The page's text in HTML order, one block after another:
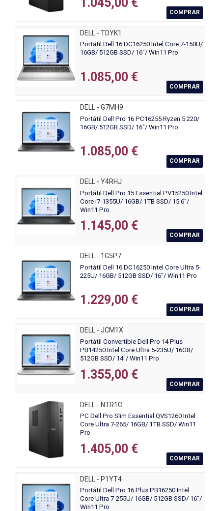
COMPRAR
DELL - TDYK1
Portátil Dell 16 DC16250 Intel Core 7-150U/
16GB/ 512GB SSD/ 16"/ Win11 Pro
1.085,00 €
COMPRAR
DELL - G7MH9
Portátil Dell Pro 16 PC16255 Ryzen 5 220/
16GB/ 512GB SSD/ 16"/ Win11 Pro
1.085,00 €
COMPRAR
DELL - Y4RHJ
Portátil Dell Pro 15 Essential PV15250 Intel
Core i7-1355U/ 16GB/ 1TB SSD/ 15.6"/
Win11 Pro
1.145,00 €
COMPRAR
DELL - 1G5P7
Portátil Dell 16 DC16250 Intel Core Ultra 5-
225U/ 16GB/ 512GB SSD/ 16"/ Win11 Pro
1.229,00 €
COMPRAR
DELL - JCM1X
Portátil Convertible Dell Pro 14 Plus
PB14250 Intel Core Ultra 5-235U/ 16GB/
512GB SSD/ 14"/ Win11 Pro
1.355,00 €
COMPRAR
DELL - NTR1C
PC Dell Pro Slim Essential QVS1260 Intel
Core Ultra 7-265/ 16GB/ 1TB SSD/ Win11
Pro
1.405,00 €
COMPRAR
DELL - P1YT4
Portátil Dell Pro 16 Plus PB16250 Intel
Core Ultra 7-255U/ 16GB/ 512GB SSD/ 16"/
Win11 Pro